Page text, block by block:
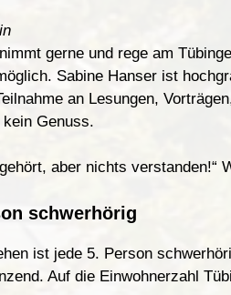
in
gerne und rege am
. Sabine Hanser ist
an Lesungen, Vorträgen
Genuss.
, aber nichts verstanden!“
schwerhörig
ist jede 5. Person schwer
Auf die Einwohnerzahl